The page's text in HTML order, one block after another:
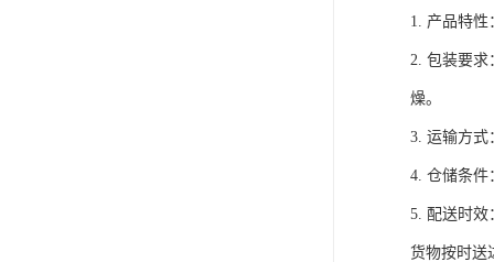
1. 产品特性
2. 包装要求
燥。
3. 运输方式
4. 仓储条件
5. 配送时效
货物按时送